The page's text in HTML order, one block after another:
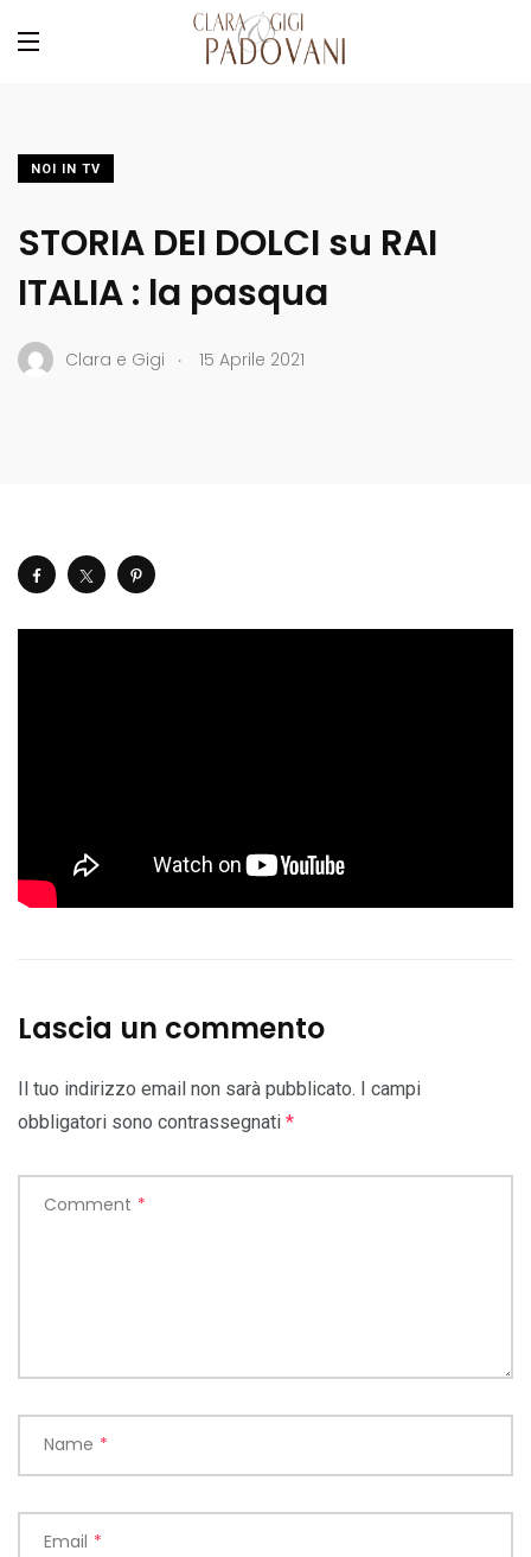
NOI IN TV
STORIA DEI DOLCI su RAI
ITALIA : la pasqua
Clara e Gigi . 15 Aprile 2021
Lascia un commento
Il tuo indirizzo email non sarà pubblicato. I campi
obbligatori sono contrassegnati *
Comment *
Name *
Email *